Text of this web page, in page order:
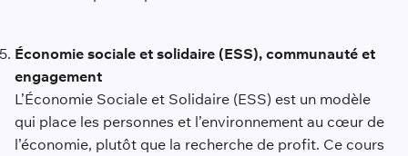
Économie sociale et solidaire (ESS), communauté et
engagement
L’Économie Sociale et Solidaire (ESS) est un modèle
qui place les personnes et l’environnement au cœur de
l’économie, plutôt que la recherche de profit. Ce cours